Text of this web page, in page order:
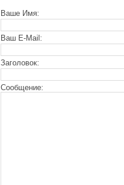
Ваше Имя:
Ваш E-Mail:
Заголовок:
Сообщение: